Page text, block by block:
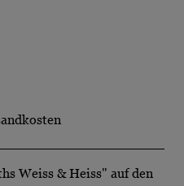
Weiss & Heiss" auf den